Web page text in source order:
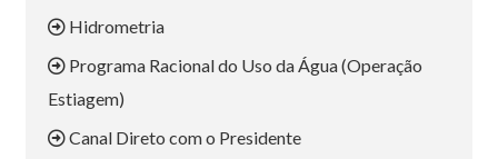
Hidrometria
Programa Racional do Uso da Água (Operação
Estiagem)
Canal Direto com o Presidente